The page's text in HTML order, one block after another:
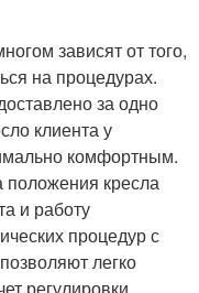
зависят от того,
на процедурах.
за одно
клиента у
комфортным.
положения кресла
и работу
процедур с
легко